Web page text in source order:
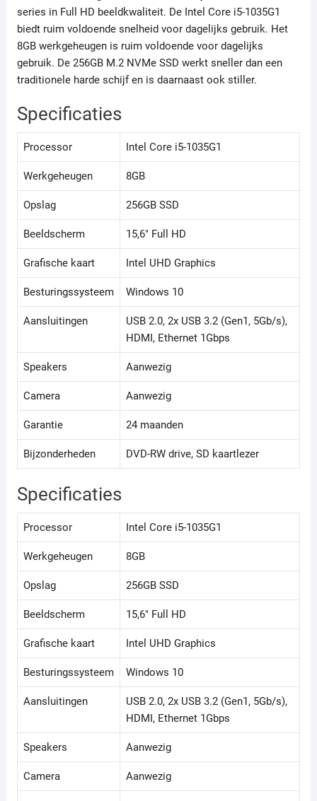
series in Full HD beeldkwaliteit. De Intel Core i5-1035G1
biedt ruim voldoende snelheid voor dagelijks gebruik. Het
8GB werkgeheugen is ruim voldoende voor dagelijks
gebruik. De 256GB M.2 NVMe SSD werkt sneller dan een
traditionele harde schijf en is daarnaast ook stiller.
Specificaties
Processor Intel Core i5-1035G1
Werkgeheugen 8GB
Opslag 256GB SSD
Beeldscherm 15,6" Full HD
Grafische kaart Intel UHD Graphics
Besturingssysteem Windows 10
Aansluitingen
USB 2.0, 2x USB 3.2 (Gen1, 5Gb/s),
HDMI, Ethernet 1Gbps
Speakers Aanwezig
Camera Aanwezig
Garantie 24 maanden
Bijzonderheden DVD-RW drive, SD kaartlezer
Specificaties
Processor Intel Core i5-1035G1
Werkgeheugen 8GB
Opslag 256GB SSD
Beeldscherm 15,6" Full HD
Grafische kaart Intel UHD Graphics
Besturingssysteem Windows 10
Aansluitingen
USB 2.0, 2x USB 3.2 (Gen1, 5Gb/s),
HDMI, Ethernet 1Gbps
Speakers Aanwezig
Camera Aanwezig